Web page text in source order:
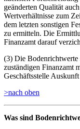
geänderten Qualität
Wertverhältnisse zum
dem letzten sonstigen
zu ermitteln. Die
Finanzamt darauf
(3) Die
zuständigen Finanzamt
Geschäftsstelle
>nach oben
Was sind